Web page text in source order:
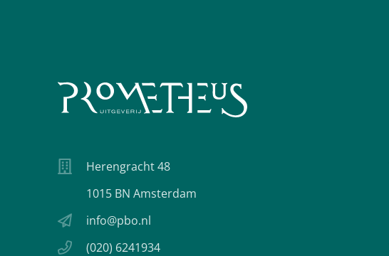
Herengracht 48
1015 BN Amsterdam
info@pbo.nl
(020) 6241934